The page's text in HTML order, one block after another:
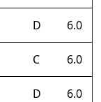
D 6.0
C 6.0
D 6.0